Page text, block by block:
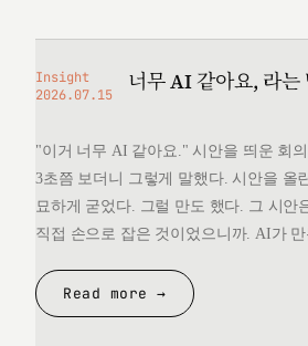
Insight
2026.07.15
너무 AI 같아요, 라는
"이거 너무 AI 같아요." 시안을 띄운 회
3초쯤 보더니 그렇게 말했다. 시안을 올
묘하게 굳었다. 그럴 만도 했다. 그 시안
직접 손으로 잡은 것이었으니까. AI가
것을 변호할 언어를 끝내 찾지 못했다. 돌
생각했다. 대체 "AI 같다"는…
Read more →